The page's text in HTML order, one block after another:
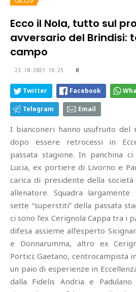
Ecco il Nola, tutto sul
avversario del Brindisi:
campo
23.10.2021 18:25 0
Twitter Facebook
Telegram Email
I bianconeri hanno usufruito del
dopo essere retrocessi in
passata stagione. In panchina
Lucia, ex portiere di Livorno e
carica di presidente della
allenatore. Squadra
sette “superstiti” della passata
ci sono l’ex Cerignola Cappa tra i
difesa assieme all’esperto
e Donnarumma, altro ex
Portici; Gaetano, centrocampista
un paio di esperienze in
dalla Fidelis Andria e